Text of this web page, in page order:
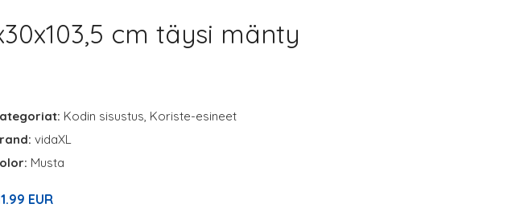
cm täysi mänty
Kodin sisustus, Koriste-esineet
vidaXL
Musta
EUR